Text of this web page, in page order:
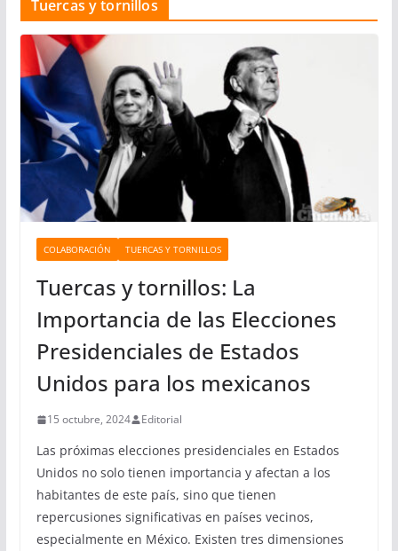
g
r
í
a
s
Tuercas y tornillos
COLABORACIÓN TUERCAS Y TORNILLOS
Tuercas y tornillos: La
Importancia de las Elecciones
Presidenciales de Estados
Unidos para los mexicanos
15 octubre, 2024 Editorial
Las próximas elecciones presidenciales en Estados
Unidos no solo tienen importancia y afectan a los
habitantes de este país, sino que tienen
repercusiones significativas en países vecinos,
especialmente en México. Existen tres dimensiones